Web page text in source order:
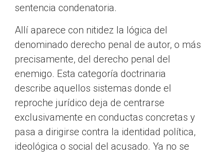
sentencia condenatoria.
Allí aparece con nitidez la lógica del
denominado derecho penal de autor, o más
precisamente, del derecho penal del
enemigo. Esta categoría doctrinaria
describe aquellos sistemas donde el
reproche jurídico deja de centrarse
exclusivamente en conductas concretas y
pasa a dirigirse contra la identidad política,
ideológica o social del acusado. Ya no se